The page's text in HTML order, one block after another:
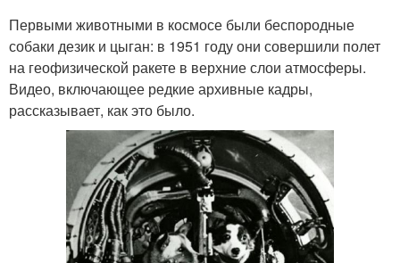
Первыми животными в космосе были беспородные
собаки дезик и цыган: в 1951 году они совершили полет
на геофизической ракете в верхние слои атмосферы.
Видео, включающее редкие архивные кадры,
рассказывает, как это было.